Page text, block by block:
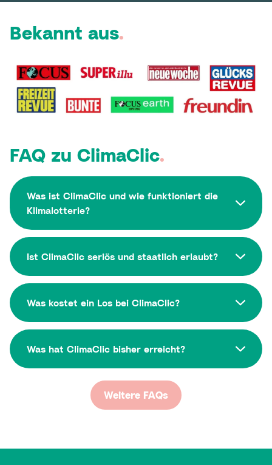
Bekannt aus.
FAQ zu ClimaClic.
Was ist ClimaClic und wie funktioniert die
Klimalotterie?
Ist ClimaClic seriös und staatlich erlaubt?
Was kostet ein Los bei ClimaClic?
Was hat ClimaClic bisher erreicht?
Weitere FAQs